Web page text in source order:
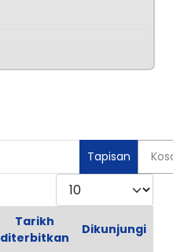
Tapisan
Paparkan
Tarikh
diterbitkan
Dikunjungi